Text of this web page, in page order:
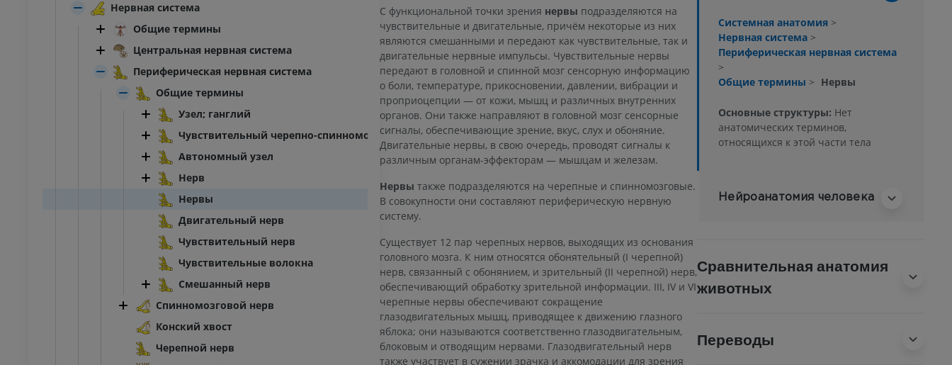
Нервная система
Общие термины
Центральная нервная система
Периферическая нервная система
Общие термины
Узел; ганглий
Чувствительный черепно-спинномозговой узел
Автономный узел
Нерв
Нервы
Двигательный нерв
Чувствительный нерв
Чувствительные волокна
Смешанный нерв
Спинномозговой нерв
Конский хвост
Черепной нерв
С функциональной точки зрения нервы подразделяются на
чувствительные и двигательные, причём некоторые из них
являются смешанными и передают как чувствительные, так и
двигательные нервные импульсы. Чувствительные нервы
передают в головной и спинной мозг сенсорную информацию
о боли, температуре, прикосновении, давлении, вибрации и
проприоцепции — от кожи, мышц и различных внутренних
органов. Они также направляют в головной мозг сенсорные
сигналы, обеспечивающие зрение, вкус, слух и обоняние.
Двигательные нервы, в свою очередь, проводят сигналы к
различным органам-эффекторам — мышцам и железам.
Нервы также подразделяются на черепные и спинномозговые.
В совокупности они составляют периферическую нервную
систему.
Существует 12 пар черепных нервов, выходящих из основания
головного мозга. К ним относятся обонятельный (I черепной)
нерв, связанный с обонянием, и зрительный (II черепной) нерв,
обеспечивающий обработку зрительной информации. III, IV и VI
черепные нервы обеспечивают сокращение
глазодвигательных мышц, приводящее к движению глазного
яблока; они называются соответственно глазодвигательным,
блоковым и отводящим нервами. Глазодвигательный нерв
также участвует в сужении зрачка и аккомодации для зрения
Системная анатомия >
Нервная система >
Периферическая нервная система
>
Общие термины > Нервы
Основные структуры: Нет
анатомических терминов,
относящихся к этой части тела
Нейроанатомия человека
Сравнительная анатомия
животных
Переводы